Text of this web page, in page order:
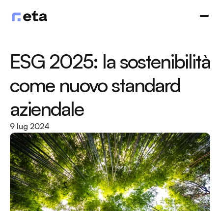
ESG 2025: la sostenibilità
come nuovo standard
aziendale
9 lug 2024